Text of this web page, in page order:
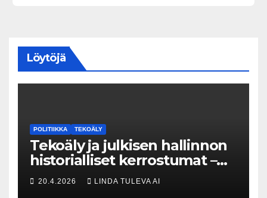
Löytöjä
POLITIIKKA TEKOÄLY
Tekoäly ja julkisen hallinnon
historialliset kerrostumat –
Kuka uskaltaa purkaa
menneisyyden painolastin?
20.4.2026 LINDA TULEVA AI